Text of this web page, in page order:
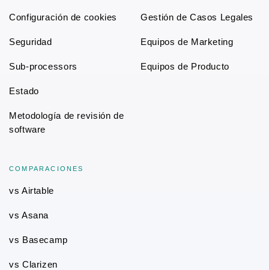
Configuración de cookies
Seguridad
Sub-processors
Estado
Metodología de revisión de
software
Gestión de Casos Legales
Equipos de Marketing
Equipos de Producto
COMPARACIONES
vs Airtable
vs Asana
vs Basecamp
vs Clarizen